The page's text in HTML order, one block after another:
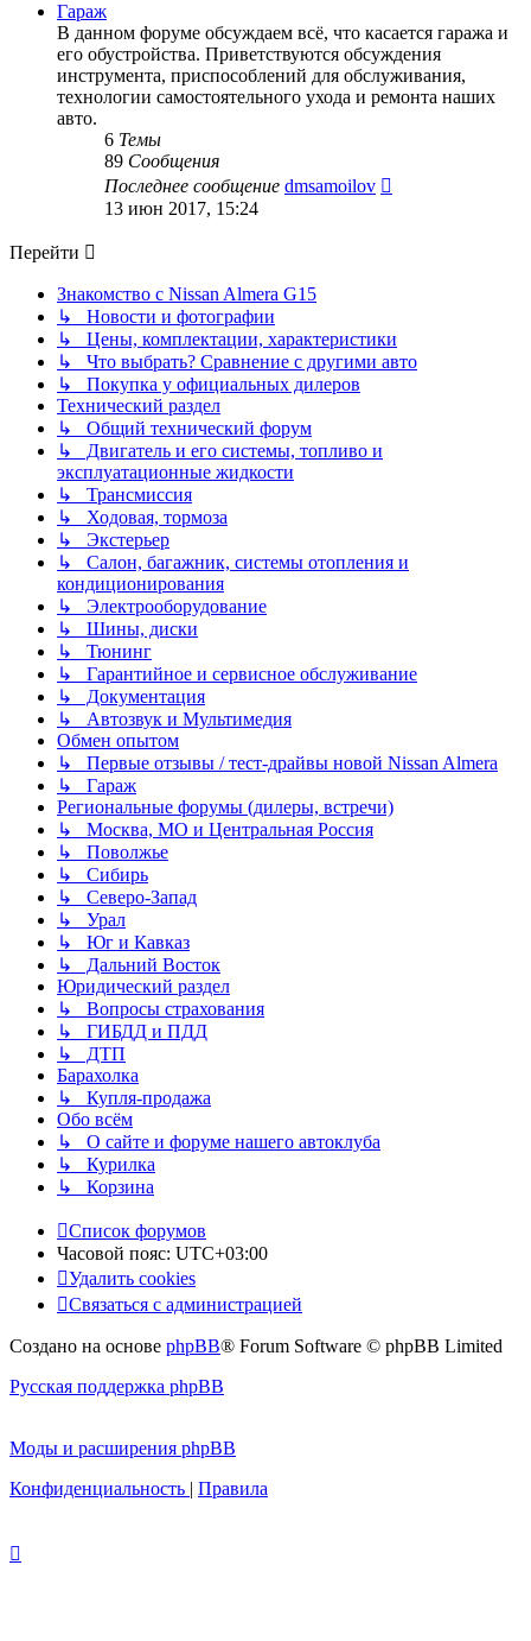
Гараж
В данном форуме обсуждаем всё, что касается гаража и
его обустройства. Приветствуются обсуждения
инструмента, приспособлений для обслуживания,
технологии самостоятельного ухода и ремонта наших
авто.
6 Темы
89 Сообщения
Последнее сообщение dmsamoilov
13 июн 2017, 15:24
Перейти
Знакомство с Nissan Almera G15
↳ Новости и фотографии
↳ Цены, комплектации, характеристики
↳ Что выбрать? Сравнение с другими авто
↳ Покупка у официальных дилеров
Технический раздел
↳ Общий технический форум
↳ Двигатель и его системы, топливо и
эксплуатационные жидкости
↳ Трансмиссия
↳ Ходовая, тормоза
↳ Экстерьер
↳ Салон, багажник, системы отопления и
кондиционирования
↳ Электрооборудование
↳ Шины, диски
↳ Тюнинг
↳ Гарантийное и сервисное обслуживание
↳ Документация
↳ Автозвук и Мультимедия
Обмен опытом
↳ Первые отзывы / тест-драйвы новой Nissan Almera
↳ Гараж
Региональные форумы (дилеры, встречи)
↳ Москва, МО и Центральная Россия
↳ Поволжье
↳ Сибирь
↳ Северо-Запад
↳ Урал
↳ Юг и Кавказ
↳ Дальний Восток
Юридический раздел
↳ Вопросы страхования
↳ ГИБДД и ПДД
↳ ДТП
Барахолка
↳ Купля-продажа
Обо всём
↳ О сайте и форуме нашего автоклуба
↳ Курилка
↳ Корзина
Список форумов
Часовой пояс: UTC+03:00
Удалить cookies
Связаться с администрацией
Создано на основе phpBB® Forum Software © phpBB Limited
Русская поддержка phpBB
Моды и расширения phpBB
Конфиденциальность | Правила